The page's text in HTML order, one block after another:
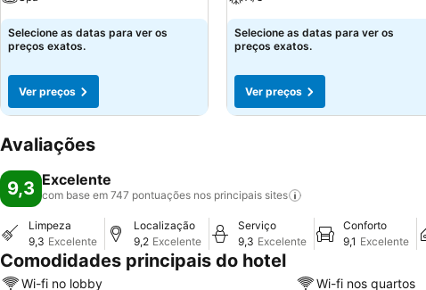
Selecione as datas para ver os
preços exatos.
Ver preços
Selecione as datas para ver os
preços exatos.
Ver preços
Avaliações
9,3 Excelente
com base em 747 pontuações nos principais sites
Limpeza
9,3 Excelente
Localização
9,2 Excelente
Serviço
9,3 Excelente
Conforto
9,1 Excelente
Comodidades principais do hotel
Wi-fi no lobby Wi-fi nos quartos